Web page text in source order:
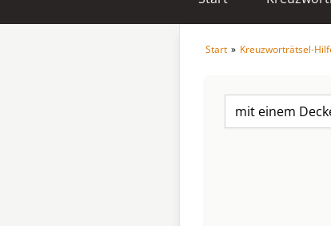
Start » Kreuzworträtsel-